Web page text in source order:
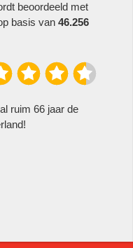
beoordeeld met
basis van 46.256
ruim 66 jaar de